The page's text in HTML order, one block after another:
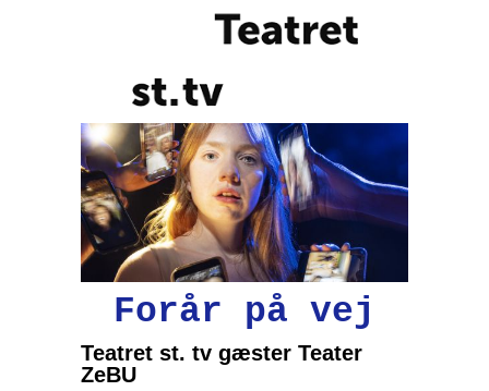
Forår på vej
Teatret st. tv gæster Teater
ZeBU